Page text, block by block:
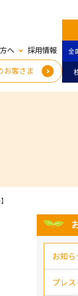
へ
採用情報
お客さま
全
お知ら
プレ